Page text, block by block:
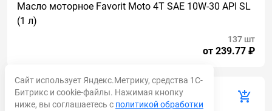
Масло моторное Favorit Moto 4T SAE 10W-30 API SL
(1 л)
от 239.77 ₽
137 шт
FV3703-4-E
FAVORIT
Сайт использует Яндекс.Метрику, средства 1С-
Битрикс и cookie-файлы. Нажимая кнопку
ниже, вы соглашаетесь с политикой обработки